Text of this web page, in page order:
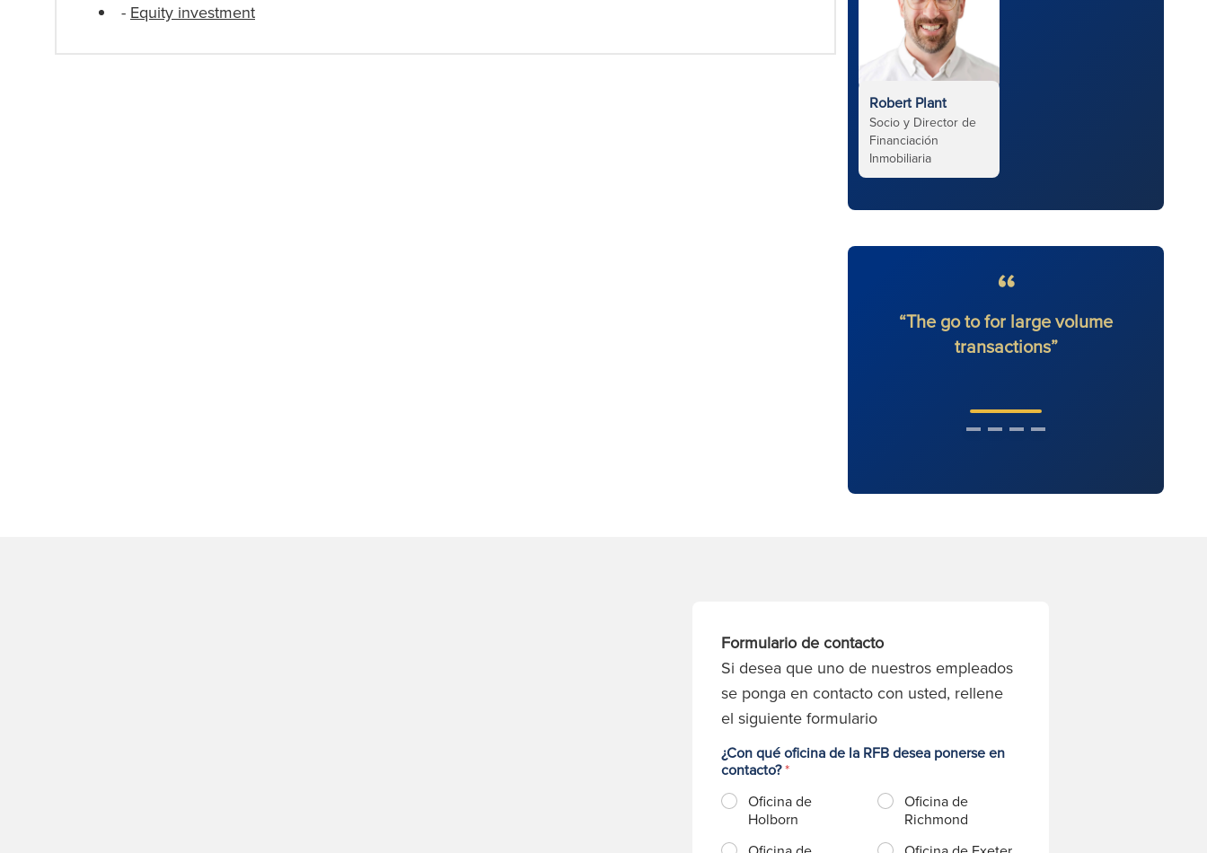
- Equity investment
Robert Plant
Socio y Director de
Financiación
Inmobiliaria
“The go to for large volume
transactions”
Formulario de contacto
Si desea que uno de nuestros empleados
se ponga en contacto con usted, rellene
el siguiente formulario
¿Con qué oficina de la RFB desea ponerse en
contacto?*
Oficina de
Holborn
Oficina de
Richmond